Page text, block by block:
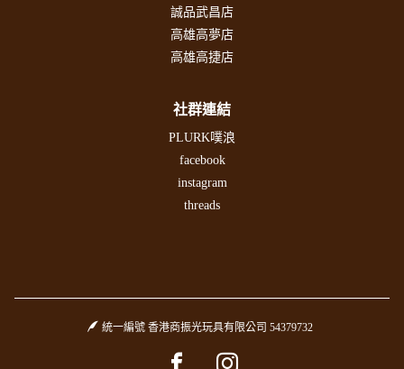
誠品武昌店
高雄高夢店
高雄高捷店
社群連結
PLURK噗浪
facebook
instagram
threads
統一編號 香港商振光玩具有限公司 54379732
Facebook pageInstagram page